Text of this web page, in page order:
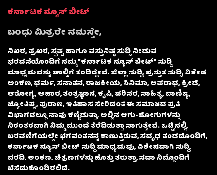
ಕರ್ನಾಟಕ ನ್ಯೂಸ್ ಬೀಟ್
ಬಂಧು ಮಿತ್ರರೇ ನಮಸ್ತೇ,
ನಿಖರ, ಪ್ರಖರ, ಸ್ಪಷ್ಟ ಹಾಗೂ ವಸ್ತುನಿಷ್ಠ ಸುದ್ದಿ ನೀಡುವ
ಭರವಸೆಯೊಂದಿಗೆ ನಮ್ಮ “ಕರ್ನಾಟಕ ನ್ಯೂಸ್ ಬೀಟ್” ಸುದ್ದಿ
ಮಾಧ್ಯಮವನ್ನು ಚಾಲ್ತಿಗೆ ತಂದಿದ್ದೇವೆ. ಜಿಲ್ಲಾ ಸುದ್ದಿ, ಪ್ರಸ್ತುತ ಸುದ್ದಿ, ವಿಶೇಷ
ಅಂಕಣ, ಧರ್ಮ, ಸನಾತನ, ರಾಜಕೀಯ, ಸಿನಿಮಾ, ಅಪರಾಧ, ಕ್ರೀಡೆ,
ಆರೋಗ್ಯ, ಆಹಾರ, ತಂತ್ರಜ್ಞಾನ, ಕೃಷಿ, ಪರಿಸರ, ಸಾಹಿತ್ಯ, ವಾಣಿಜ್ಯ,
ಜ್ಯೋತಿಷ್ಯ, ಪುರಾಣ, ಇತಿಹಾಸ ಸೇರಿದಂತೆ ಈ ಸಮಾಜದ ಪ್ರತಿ
ವಿಭಾಗದಲ್ಲೂ ನಾವು ಕಣ್ಣಿಡುತ್ತಾ, ಅಲ್ಲಿನ ಆಗು-ಹೋಗುಗಳನ್ನು
ನಿರಂತರವಾಗಿ ನಿಮ್ಮ ಮುಂದೆ ತೆರೆದಿಡುತ್ತಾ ಸಾಗುತ್ತೇವೆ. ಒಟ್ಟಿನಲ್ಲಿ,
ಬರವಣಿಗೆಯಲ್ಲೇ ಭಗವಂತನನ್ನ ಕಾಣುತ್ತಿರುವ, ಸದೃಢ ತಂಡದೊಂದಿಗೆ,
ಕರ್ನಾಟಕ ನ್ಯೂಸ್ ಬೀಟ್ ಸುದ್ದಿ ಮಾಧ್ಯಮವು, ವಿಶೇಷವಾಗಿ ಸುದ್ದಿ,
ವರದಿ, ಅಂಕಣ, ಚಿತ್ರಣಗಳನ್ನು ಹೊತ್ತು ತರುತ್ತಾ, ಸದಾ ನಿಮ್ಮೊಂದಿಗೆ
ಬೆಸೆದುಕೊಂಡಿರಲಿದೆ.